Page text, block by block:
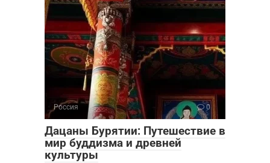
Россия 0
Дацаны Бурятии: Путешествие в
мир буддизма и древней
культуры